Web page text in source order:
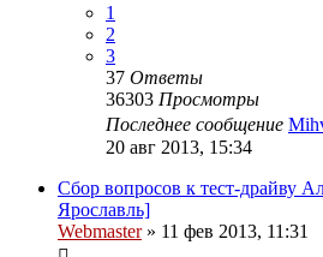
1
2
3
37 Ответы
36303 Просмотры
Последнее сообщение
20 авг 2013, 15:34
Сбор вопросов к тест-драйву
Ярославль]
Webmaster» 11 фев 2013, 11:31